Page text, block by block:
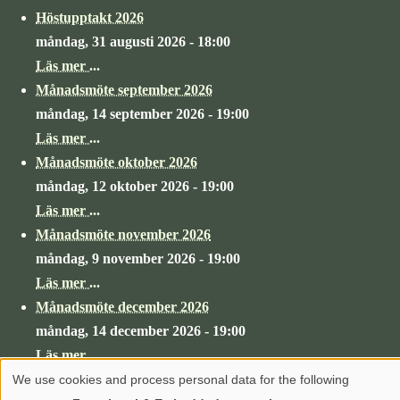
Höstupptakt 2026
måndag, 31 augusti 2026 - 18:00
Läs mer ...
Månadsmöte september 2026
måndag, 14 september 2026 - 19:00
Läs mer ...
Månadsmöte oktober 2026
måndag, 12 oktober 2026 - 19:00
Läs mer ...
Månadsmöte november 2026
måndag, 9 november 2026 - 19:00
Läs mer ...
Månadsmöte december 2026
måndag, 14 december 2026 - 19:00
Läs mer ...
We use cookies and process personal data for the following